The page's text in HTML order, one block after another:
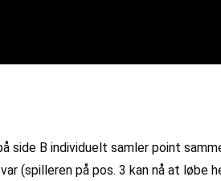
side B individuelt samler point
(spilleren på pos. 3 kan nå at løbe